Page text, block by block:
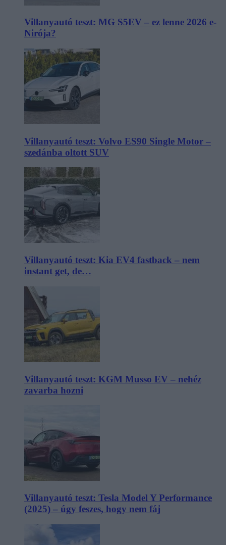
Villanyautó teszt: MG S5EV – ez lenne 2026 e-
Nirója?
Villanyautó teszt: Volvo ES90 Single Motor –
szedánba oltott SUV
Villanyautó teszt: Kia EV4 fastback – nem
instant get, de…
Villanyautó teszt: KGM Musso EV – nehéz
zavarba hozni
Villanyautó teszt: Tesla Model Y Performance
(2025) – úgy feszes, hogy nem fáj